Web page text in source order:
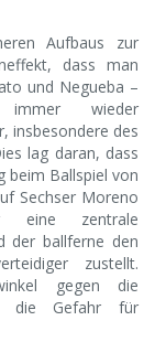
Aufbaus zur
dass man
und Negueba –
immer wieder
insbesondere des
lag daran, dass
beim Ballspiel von
Sechser Moreno
eine zentrale
der ballferne den
zustellt.
gegen die
die Gefahr für